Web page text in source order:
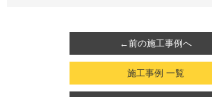
←前の施工事例へ
施工事例 一覧